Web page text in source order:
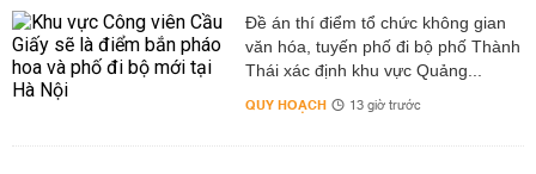
Đề án thí điểm tổ chức không gian
văn hóa, tuyến phố đi bộ phố Thành
Thái xác định khu vực Quảng...
QUY HOẠCH 13 giờ trước